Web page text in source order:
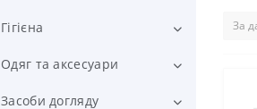
Препарати від паразитів
Засоби для лікування шерсті
та шкіри
Рулетки та повідці для собак
Нашийники, адресники
Шлейки
Гігієна
Підгузки та пелюшки
Пакети та диспенсери
Одяг та аксесуари
Одяг
Засоби догляду